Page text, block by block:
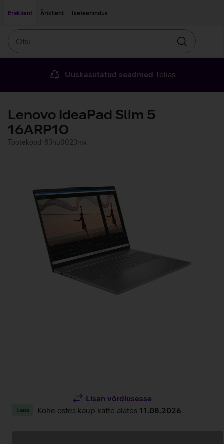
Eraklient
Äriklient Iseteenindus
Otsin
Uuskasutatud seadmed Telias
Lenovo IdeaPad Slim 5
16ARP10
Tootekood: 83hu0023mx
Lisan võrdlusesse
Laos Kohe ostes kaup kätte alates 11.08.2026